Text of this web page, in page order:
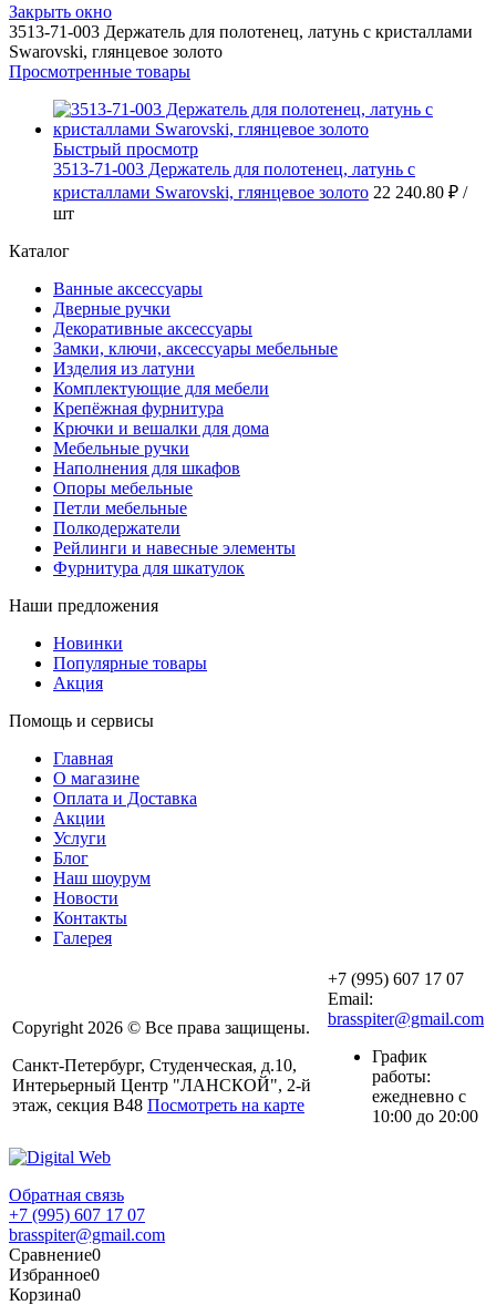
Закрыть окно
3513-71-003 Держатель для полотенец, латунь с кристаллами
Swarovski, глянцевое золото
Просмотренные товары
Быстрый просмотр
3513-71-003 Держатель для полотенец, латунь с
кристаллами Swarovski, глянцевое золото 22 240.80 ₽ /
шт
Каталог
Ванные аксессуары
Дверные ручки
Декоративные аксессуары
Замки, ключи, аксессуары мебельные
Изделия из латуни
Комплектующие для мебели
Крепёжная фурнитура
Крючки и вешалки для дома
Мебельные ручки
Наполнения для шкафов
Опоры мебельные
Петли мебельные
Полкодержатели
Рейлинги и навесные элементы
Фурнитура для шкатулок
Наши предложения
Новинки
Популярные товары
Акция
Помощь и сервисы
Главная
О магазине
Оплата и Доставка
Акции
Услуги
Блог
Наш шоурум
Новости
Контакты
Галерея
Copyright 2026 © Все права защищены.
Санкт-Петербург, Студенческая, д.10,
Интерьерный Центр "ЛАНСКОЙ", 2-й
этаж, секция В48 Посмотреть на карте
+7 (995) 607 17 07
Email:
brasspiter@gmail.com
График
работы:
ежедневно с
10:00 до 20:00
Обратная связь
+7 (995) 607 17 07
brasspiter@gmail.com
Сравнение0
Избранное0
Корзина0